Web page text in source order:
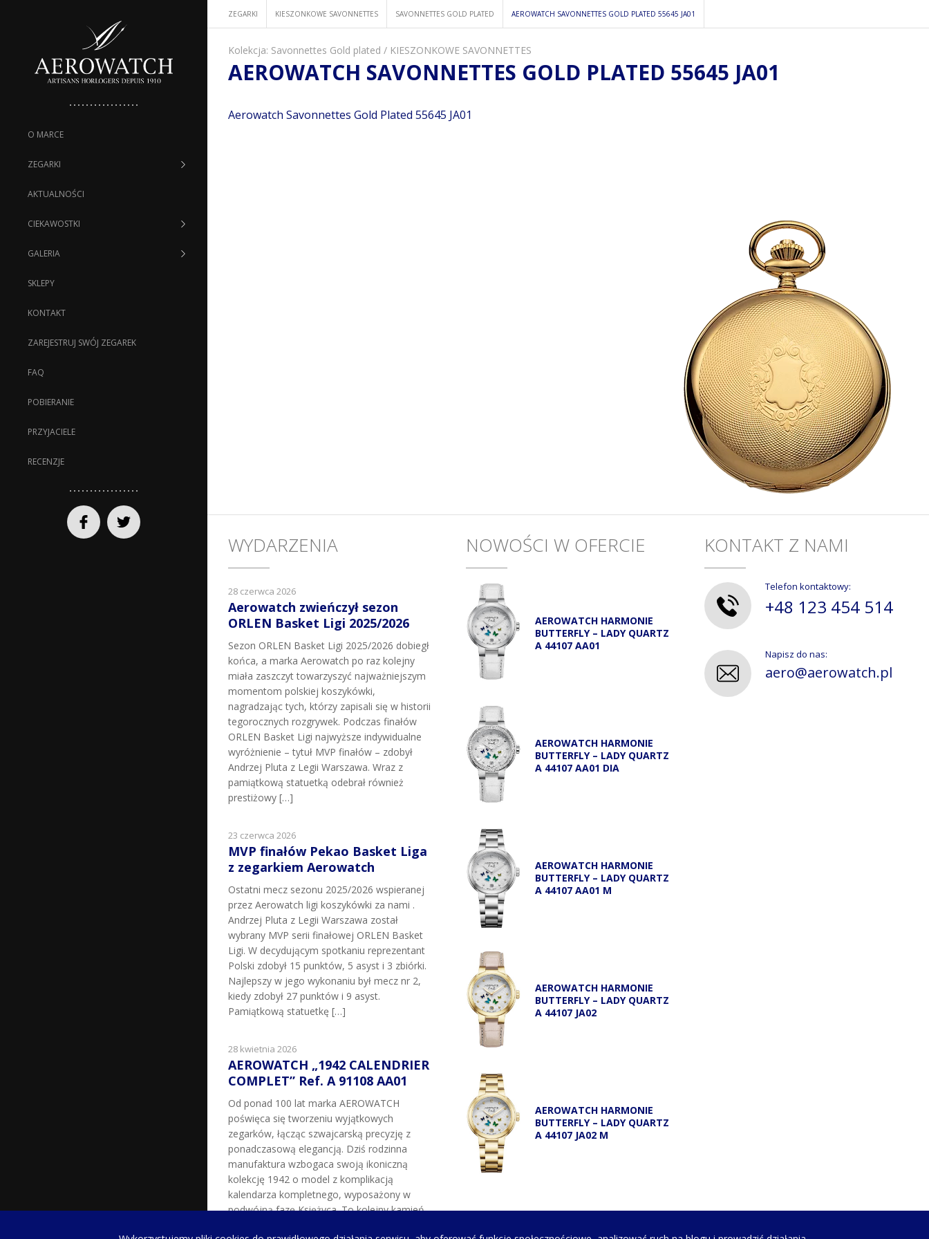
O MARCE
ZEGARKI
AKTUALNOŚCI
CIEKAWOSTKI
GALERIA
SKLEPY
KONTAKT
ZAREJESTRUJ SWÓJ ZEGAREK
FAQ
POBIERANIE
PRZYJACIELE
RECENZJE
ZEGARKI KIESZONKOWE SAVONNETTES SAVONNETTES GOLD PLATED AEROWATCH SAVONNETTES GOLD PLATED 55645 JA01
Kolekcja: Savonnettes Gold plated / KIESZONKOWE SAVONNETTES
AEROWATCH SAVONNETTES GOLD PLATED 55645 JA01
Aerowatch Savonnettes Gold Plated 55645 JA01
WYDARZENIA
28 czerwca 2026
Aerowatch zwieńczył sezon
ORLEN Basket Ligi 2025/2026
Sezon ORLEN Basket Ligi 2025/2026 dobiegł
końca, a marka Aerowatch po raz kolejny
miała zaszczyt towarzyszyć najważniejszym
momentom polskiej koszykówki,
nagradzając tych, którzy zapisali się w historii
tegorocznych rozgrywek. Podczas finałów
ORLEN Basket Ligi najwyższe indywidualne
wyróżnienie – tytuł MVP finałów – zdobył
Andrzej Pluta z Legii Warszawa. Wraz z
pamiątkową statuetką odebrał również
prestiżowy […]
23 czerwca 2026
MVP finałów Pekao Basket Liga
z zegarkiem Aerowatch
Ostatni mecz sezonu 2025/2026 wspieranej
przez Aerowatch ligi koszykówki za nami .
Andrzej Pluta z Legii Warszawa został
wybrany MVP serii finałowej ORLEN Basket
Ligi. W decydującym spotkaniu reprezentant
Polski zdobył 15 punktów, 5 asyst i 3 zbiórki.
Najlepszy w jego wykonaniu był mecz nr 2,
kiedy zdobył 27 punktów i 9 asyst.
Pamiątkową statuetkę […]
28 kwietnia 2026
AEROWATCH „1942 CALENDRIER
COMPLET” Ref. A 91108 AA01
Od ponad 100 lat marka AEROWATCH
poświęca się tworzeniu wyjątkowych
zegarków, łącząc szwajcarską precyzję z
ponadczasową elegancją. Dziś rodzinna
manufaktura wzbogaca swoją ikoniczną
kolekcję 1942 o model z komplikacją
kalendarza kompletnego, wyposażony w
podwójną fazę Księżyca. To kolejny kamień
NOWOŚCI W OFERCIE
AEROWATCH HARMONIE
BUTTERFLY – LADY QUARTZ
A 44107 AA01
AEROWATCH HARMONIE
BUTTERFLY – LADY QUARTZ
A 44107 AA01 DIA
AEROWATCH HARMONIE
BUTTERFLY – LADY QUARTZ
A 44107 AA01 M
AEROWATCH HARMONIE
BUTTERFLY – LADY QUARTZ
A 44107 JA02
AEROWATCH HARMONIE
BUTTERFLY – LADY QUARTZ
A 44107 JA02 M
KONTAKT Z NAMI
Telefon kontaktowy:
+48 123 454 514
Napisz do nas:
aero@aerowatch.pl